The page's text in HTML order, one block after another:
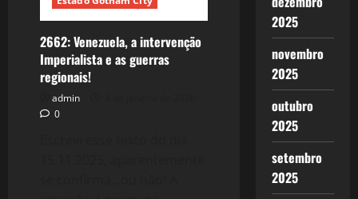
2662: Venezuela, a intervenção
Imperialista e as guerras
regionais!
admin
0
2025
novembro
2025
outubro
2025
setembro
2025